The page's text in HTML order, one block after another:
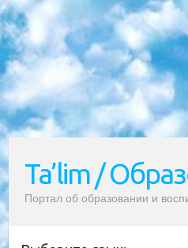
Ta’lim /
Портал об образовании и